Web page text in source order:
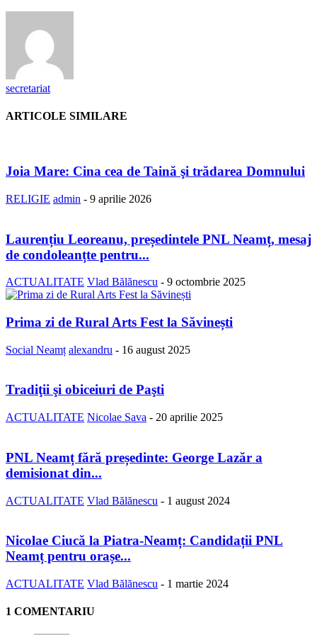
secretariat
ARTICOLE SIMILARE
Joia Mare: Cina cea de Taină şi trădarea Domnului
RELIGIE admin - 9 aprilie 2026
Laurențiu Leoreanu, președintele PNL Neamț, mesaj
de condoleanțte pentru...
ACTUALITATE Vlad Bălănescu - 9 octombrie 2025
Prima zi de Rural Arts Fest la Săvinești
Social Neamț alexandru - 16 august 2025
Tradiţii şi obiceiuri de Paşti
ACTUALITATE Nicolae Sava - 20 aprilie 2025
PNL Neamț fără președinte: George Lazăr a
demisionat din...
ACTUALITATE Vlad Bălănescu - 1 august 2024
Nicolae Ciucă la Piatra-Neamț: Candidații PNL
Neamț pentru orașe...
ACTUALITATE Vlad Bălănescu - 1 martie 2024
1 COMENTARIU